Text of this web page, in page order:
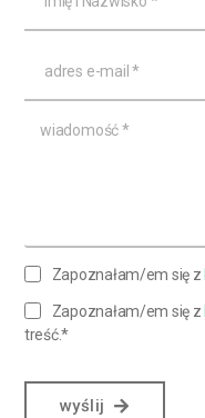
Zapoznałam/em się z
Zapoznałam/em się z
treść.*
wyślij